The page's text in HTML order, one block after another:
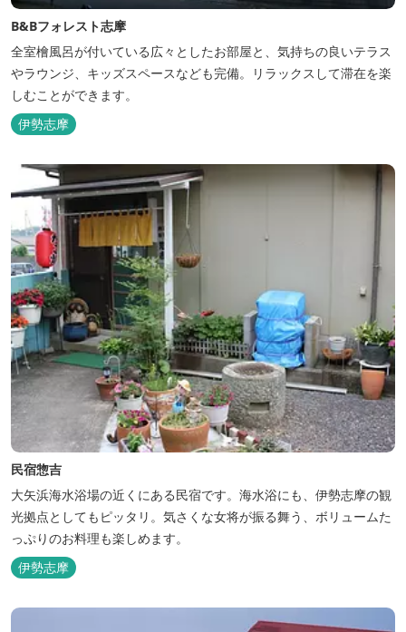
B&Bフォレスト志摩
全室檜風呂が付いている広々としたお部屋と、気持ちの良いテラス
やラウンジ、キッズスペースなども完備。リラックスして滞在を楽
しむことができます。
伊勢志摩
民宿惣吉
大矢浜海水浴場の近くにある民宿です。海水浴にも、伊勢志摩の観
光拠点としてもピッタリ。気さくな女将が振る舞う、ボリュームた
っぷりのお料理も楽しめます。
伊勢志摩